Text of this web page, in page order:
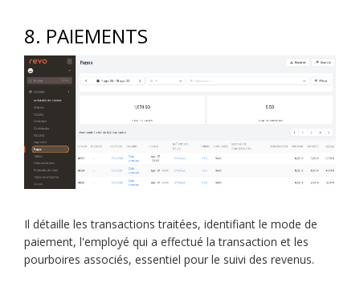
8. PAIEMENTS
Il détaille les transactions traitées, identifiant le mode de
paiement, l'employé qui a effectué la transaction et les
pourboires associés, essentiel pour le suivi des revenus.